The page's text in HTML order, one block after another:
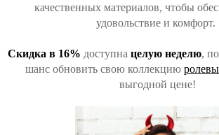
качественных материалов, чтобы
удовольствие и комфорт.
Скидка в 16% доступна целую неделю,
шанс обновить свою коллекцию
выгодной цене!